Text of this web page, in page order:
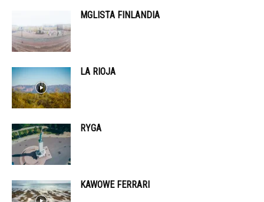
MGLISTA FINLANDIA
LA RIOJA
RYGA
KAWOWE FERRARI